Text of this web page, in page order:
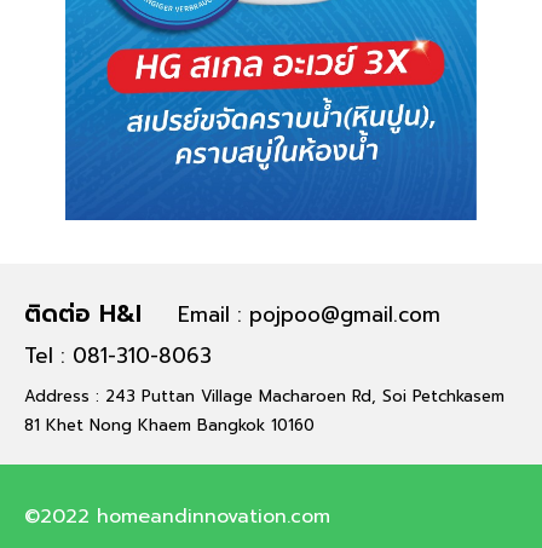
ติดต่อ H&I
Email : pojpoo@gmail.com
Tel : 081-310-8063
Address : 243 Puttan Village Macharoen Rd, Soi Petchkasem
81 Khet Nong Khaem Bangkok 10160
©2022 homeandinnovation.com